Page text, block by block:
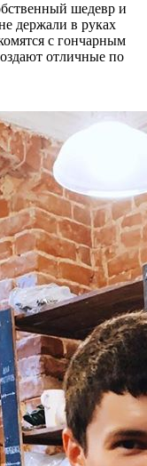
шедевр и
держали в руках
с гончарным
отличные по